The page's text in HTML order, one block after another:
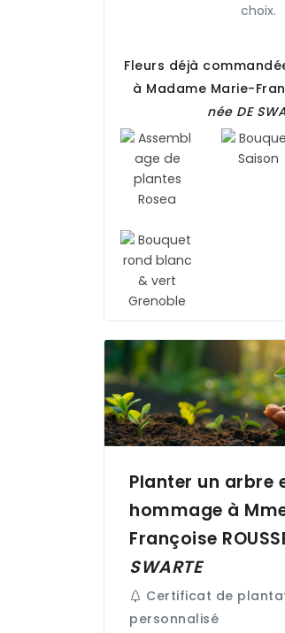
choix.
Fleurs déjà
à Madame Marie-
née DE
Planter un arbre
hommage à
Françoise
SWARTE
Certificat de
personnalisé